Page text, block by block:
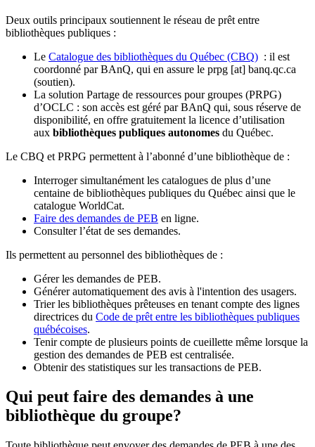
Deux outils principaux soutiennent le réseau de prêt entre
bibliothèques publiques :
Le Catalogue des bibliothèques du Québec (CBQ) : il est
coordonné par BAnQ, qui en assure le prpg [at] banq.qc.ca
(soutien).
La solution Partage de ressources pour groupes (PRPG)
d’OCLC : son accès est géré par BAnQ qui, sous réserve de
disponibilité, en offre gratuitement la licence d’utilisation
aux bibliothèques publiques autonomes du Québec.
Le CBQ et PRPG permettent à l’abonné d’une bibliothèque de :
Interroger simultanément les catalogues de plus d’une
centaine de bibliothèques publiques du Québec ainsi que le
catalogue WorldCat.
Faire des demandes de PEB en ligne.
Consulter l’état de ses demandes.
Ils permettent au personnel des bibliothèques de :
Gérer les demandes de PEB.
Générer automatiquement des avis à l'intention des usagers.
Trier les bibliothèques prêteuses en tenant compte des lignes
directrices du Code de prêt entre les bibliothèques publiques
québécoises.
Tenir compte de plusieurs points de cueillette même lorsque la
gestion des demandes de PEB est centralisée.
Obtenir des statistiques sur les transactions de PEB.
Qui peut faire des demandes à une
bibliothèque du groupe?